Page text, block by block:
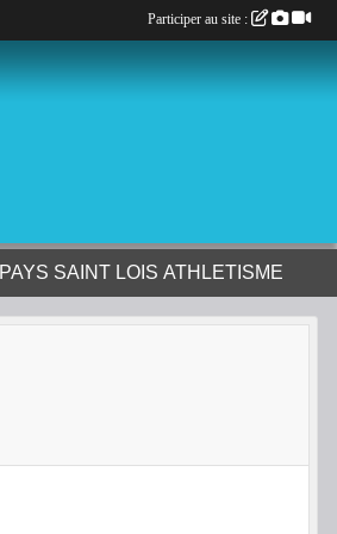
PAYS SAINT LOIS ATHLETISME
Participer au site :